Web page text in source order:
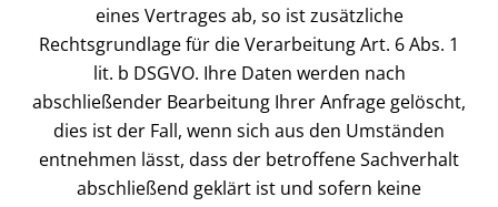
eines Vertrages ab, so ist zusätzliche
Rechtsgrundlage für die Verarbeitung Art. 6 Abs. 1
lit. b DSGVO. Ihre Daten werden nach
abschließender Bearbeitung Ihrer Anfrage gelöscht,
dies ist der Fall, wenn sich aus den Umständen
entnehmen lässt, dass der betroffene Sachverhalt
abschließend geklärt ist und sofern keine